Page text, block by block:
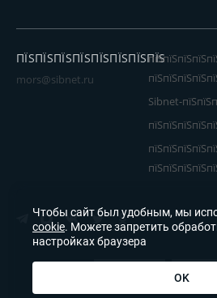
ПЇЅПЇЅПЇЅПЇЅПЇЅПЇЅПЇЅПЇЅ
mors@sibnet.ru
Sibnet-
Чтобы сайт был удобным, мы
cookie. Можете запретить
настройках браузера
OK